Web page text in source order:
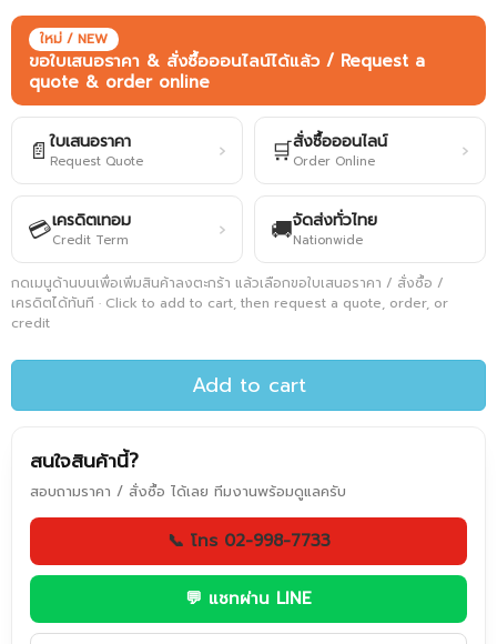
ใหม่ / NEW
ขอใบเสนอราคา & สั่งซื้อออนไลน์ได้แล้ว / Request a
quote & order online
📄 ใบเสนอราคา
Request Quote › 🛒สั่งซื้อออนไลน์
Order Online ›
💳เครดิตเทอม
Credit Term › 🚚จัดส่งทั่วไทย
Nationwide
กดเมนูด้านบนเพื่อเพิ่มสินค้าลงตะกร้า แล้วเลือกขอใบเสนอราคา / สั่งซื้อ /
เครดิตได้ทันที · Click to add to cart, then request a quote, order, or
credit
Add to cart
สนใจสินค้านี้?
สอบถามราคา / สั่งซื้อ ได้เลย ทีมงานพร้อมดูแลครับ
📞 โทร 02-998-7733
💬 แชทผ่าน LINE